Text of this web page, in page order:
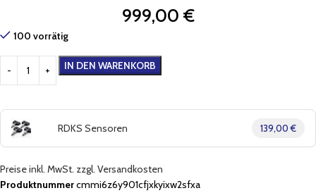
999,00 €
100 vorrätig
IN DEN WARENKORB
RDKS Sensoren 139,00 €
Preise inkl. MwSt. zzgl. Versandkosten
Produktnummercmmi6z6y901cfjxkyixw2sfxa